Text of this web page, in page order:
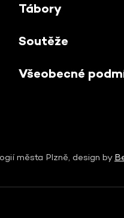
Tábory
Soutěže
Všeobecné
města Plzně, design by